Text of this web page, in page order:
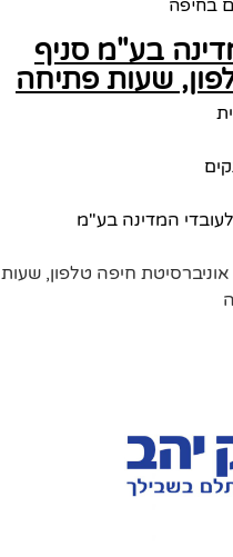
בחיפה
בע"מ סניף
שעות פתיחה
המדינה בע"מ
חיפה טלפון, שעות